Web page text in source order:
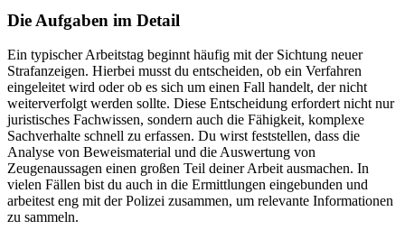
Die Aufgaben im Detail
Ein typischer Arbeitstag beginnt häufig mit der Sichtung neuer
Strafanzeigen. Hierbei musst du entscheiden, ob ein Verfahren
eingeleitet wird oder ob es sich um einen Fall handelt, der nicht
weiterverfolgt werden sollte. Diese Entscheidung erfordert nicht nur
juristisches Fachwissen, sondern auch die Fähigkeit, komplexe
Sachverhalte schnell zu erfassen. Du wirst feststellen, dass die
Analyse von Beweismaterial und die Auswertung von
Zeugenaussagen einen großen Teil deiner Arbeit ausmachen. In
vielen Fällen bist du auch in die Ermittlungen eingebunden und
arbeitest eng mit der Polizei zusammen, um relevante Informationen
zu sammeln.